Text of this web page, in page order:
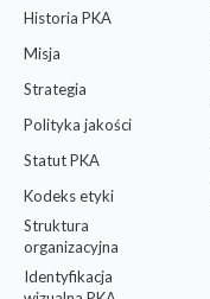
Historia PKA
Misja
Strategia
Polityka jakości
Statut PKA
Kodeks etyki
Struktura
organizacyjna
Identyfikacja